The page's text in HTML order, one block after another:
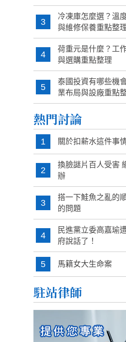
3
冷凍庫怎麼選？溫
與維修保養重點整
4
荷重元是什麼？工
與選購重點整理
5
泰國投資有哪些機
業布局與設廠重點
熱門討論
1 關於扣薪水這件事
2
換臉謎片百人受害
辦
3
搭一下鮭魚之亂的
的問題
4
民進黨立委高嘉瑜
府說話了！
5 馬籍女大生命案
駐站律師